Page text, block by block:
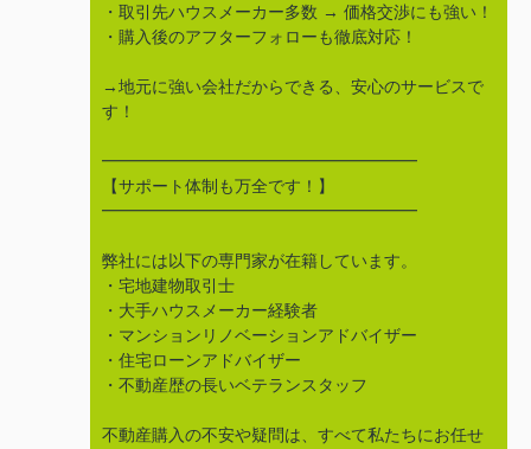
・取引先ハウスメーカー多数 → 価格交渉にも強い！
・購入後のアフターフォローも徹底対応！
→地元に強い会社だからできる、安心のサービスで
す！
━━━━━━━━━━━━━━━━━━━
【サポート体制も万全です！】
━━━━━━━━━━━━━━━━━━━
弊社には以下の専門家が在籍しています。
・宅地建物取引士
・大手ハウスメーカー経験者
・マンションリノベーションアドバイザー
・住宅ローンアドバイザー
・不動産歴の長いベテランスタッフ
不動産購入の不安や疑問は、すべて私たちにお任せ